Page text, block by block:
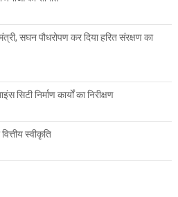
सघन पौधरोपण कर दिया हरित संरक्षण का
सिटी निर्माण कार्यों का निरीक्षण
स्वीकृति